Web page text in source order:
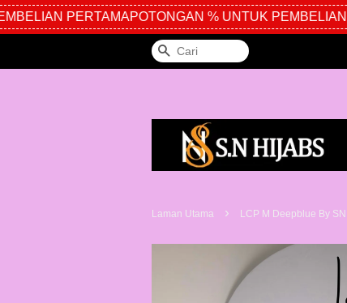
PERTAMAPOTONGAN % UNTUK PEMBELIAN
Cari
Laman Utama › LCP M Deepblue By